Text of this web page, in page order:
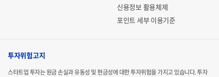
신용정보 활용체제
포인트 세부 이용기준
투자위험고지
스타트업 투자는 원금 손실과 유동성 및 현금성에 대한 투자위험을 가지고 있습니다.투자